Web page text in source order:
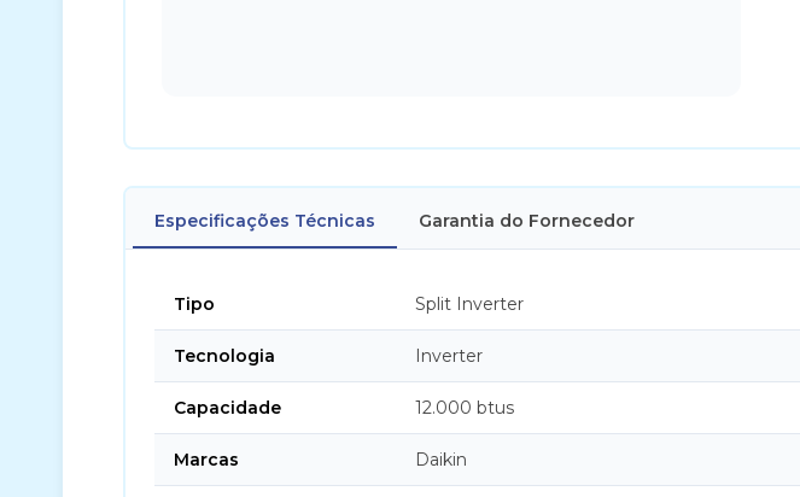
Especificações Técnicas Garantia do Fornecedor
Tipo Split Inverter
Tecnologia Inverter
Capacidade 12.000 btus
Marcas Daikin